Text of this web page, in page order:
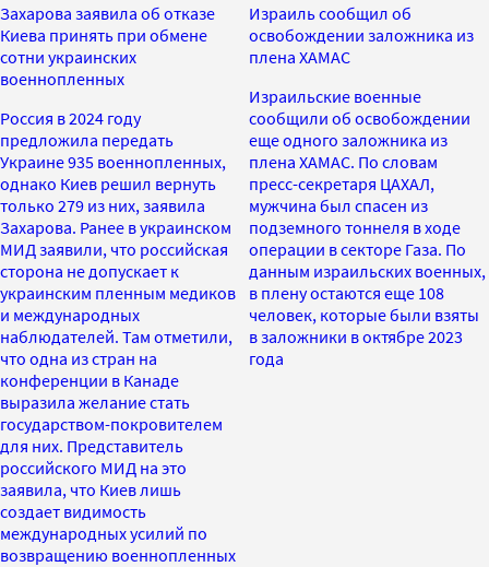
Захарова заявила об отказе
Киева принять при обмене
сотни украинских
военнопленных
Россия в 2024 году
предложила передать
Украине 935 военнопленных,
однако Киев решил вернуть
только 279 из них, заявила
Захарова. Ранее в украинском
МИД заявили, что российская
сторона не допускает к
украинским пленным медиков
и международных
наблюдателей. Там отметили,
что одна из стран на
конференции в Канаде
выразила желание стать
государством-покровителем
для них. Представитель
российского МИД на это
заявила, что Киев лишь
создает видимость
международных усилий по
возвращению военнопленных
Израиль сообщил об
освобождении заложника из
плена ХАМАС
Израильские военные
сообщили об освобождении
еще одного заложника из
плена ХАМАС. По словам
пресс-секретаря ЦАХАЛ,
мужчина был спасен из
подземного тоннеля в ходе
операции в секторе Газа. По
данным израильских военных,
в плену остаются еще 108
человек, которые были взяты
в заложники в октябре 2023
года